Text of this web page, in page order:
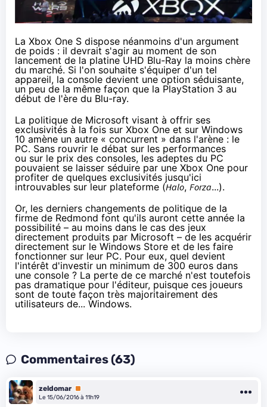
La Xbox One S dispose néanmoins d'un argument
de poids : il devrait s'agir au moment de son
lancement de la platine UHD Blu-Ray la moins chère
du marché. Si l'on souhaite s'équiper d'un tel
appareil, la console devient une option séduisante,
un peu de la même façon que la PlayStation 3 au
début de l'ère du Blu-ray.
La politique de Microsoft visant à offrir ses
exclusivités à la fois sur Xbox One et sur Windows
10 amène un autre « concurrent » dans l'arène : le
PC. Sans rouvrir le débat sur les performances
ou sur le prix des consoles, les adeptes du PC
pouvaient se laisser séduire par une Xbox One pour
profiter de quelques exclusivités jusqu'ici
introuvables sur leur plateforme (Halo, Forza...).
Or, les derniers changements de politique de la
firme de Redmond font qu'ils auront cette année la
possibilité – au moins dans le cas des jeux
directement produits par Microsoft – de les acquérir
directement sur le Windows Store et de les faire
fonctionner sur leur PC. Pour eux, quel devient
l'intérêt d'investir un minimum de 300 euros dans
une console ? La perte de ce marché n'est toutefois
pas dramatique pour l'éditeur, puisque ces joueurs
sont de toute façon très majoritairement des
utilisateurs de... Windows.
Commentaires (63)
zeldomar Premium
Le 15/06/2016 à 11h19